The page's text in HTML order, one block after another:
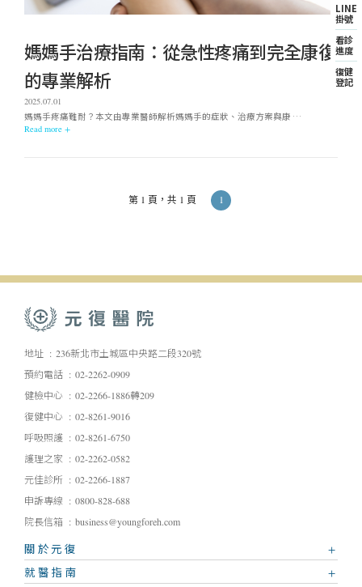
媽媽手治療指南：從急性疼痛到完全康復
的專業解析
2025.07.01
媽媽手疼痛難耐？本文由專業醫師解析媽媽手的症狀、治療方案與康 …
Read more +
第 1 頁，共 1 頁 1
地址
236新北市土城區中央路二段320號
預約電話
02-2262-0909
健檢中心
02-2266-1886轉209
復健中心
02-8261-9016
呼吸照護
02-8261-6750
護理之家
02-2262-0582
元佳診所
02-2266-1887
申訴專線
0800-828-688
院長信箱
business@youngforeh.com
關於元復
就醫指南
LINE
掛號
看診
進度
復健
登記